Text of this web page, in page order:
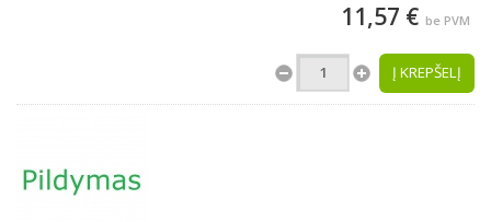
11,57 € be PVM
Į KREPŠELĮ